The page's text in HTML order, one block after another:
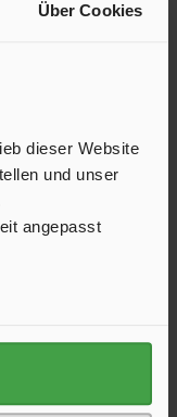
Über Cookies
dieser Website
und unser
angepasst
Geschichte mobi…